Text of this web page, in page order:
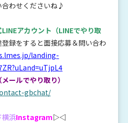
わせくださいね♪
アカウント （LINEでやり取
録をすると面接応募＆問い合わ
landing-
ールでやり取り）
gbchat/
横浜Instagram▷◁